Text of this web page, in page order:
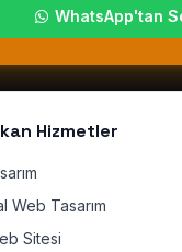
WhatsApp'tan
Hizmetler
Web Tasarım
Sitesi